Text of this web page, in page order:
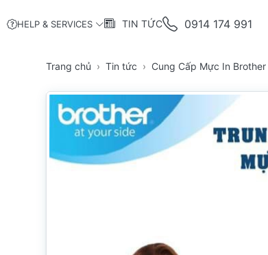
HELP & SERVICES TIN TỨC 0914 174 991
Trang chủ Tin tức Cung Cấp Mực In